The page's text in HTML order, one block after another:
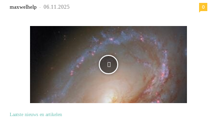
maxwelhelp - 06.11.2025 0
Laatste nieuws en artikelen